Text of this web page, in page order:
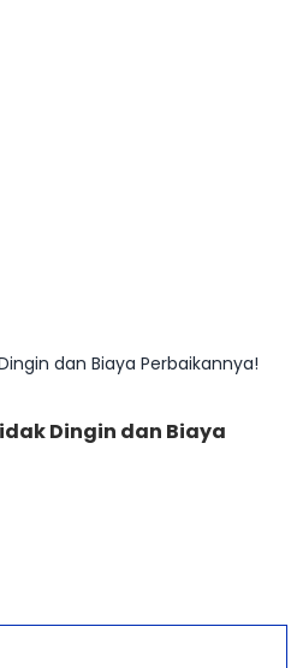
dan Biaya Perbaikannya!
Dingin dan Biaya